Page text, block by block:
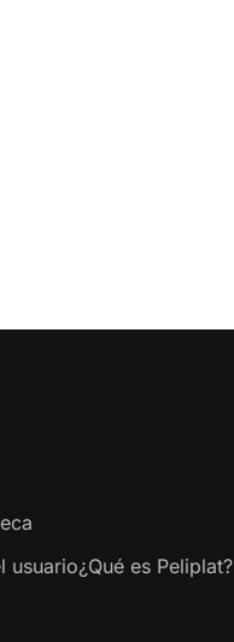
usuario¿Qué es Peliplat?